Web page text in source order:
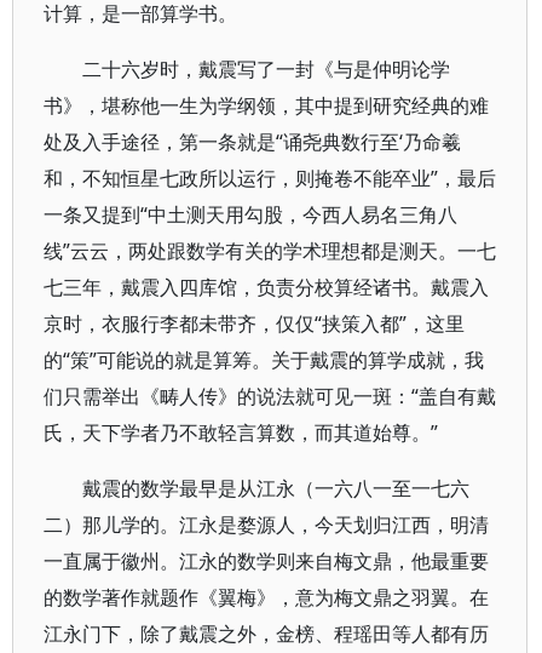
计算，是一部算学书。
二十六岁时，戴震写了一封《与是仲明论学
书》，堪称他一生为学纲领，其中提到研究经典的难
处及入手途径，第一条就是“诵尧典数行至‘乃命羲
和，不知恒星七政所以运行，则掩卷不能卒业”，最后
一条又提到“中土测天用勾股，今西人易名三角八
线”云云，两处跟数学有关的学术理想都是测天。一七
七三年，戴震入四库馆，负责分校算经诸书。戴震入
京时，衣服行李都未带齐，仅仅“挟策入都”，这里
的“策”可能说的就是算筹。关于戴震的算学成就，我
们只需举出《畴人传》的说法就可见一斑：“盖自有戴
氏，天下学者乃不敢轻言算数，而其道始尊。”
戴震的数学最早是从江永（一六八一至一七六
二）那儿学的。江永是婺源人，今天划归江西，明清
一直属于徽州。江永的数学则来自梅文鼎，他最重要
的数学著作就题作《翼梅》，意为梅文鼎之羽翼。在
江永门下，除了戴震之外，金榜、程瑶田等人都有历